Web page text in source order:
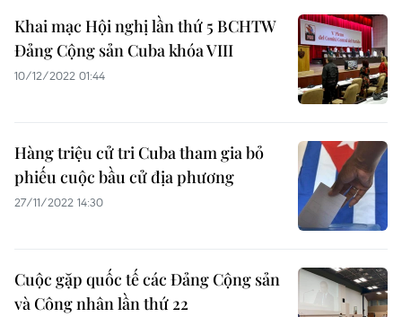
Khai mạc Hội nghị lần thứ 5 BCHTW
Đảng Cộng sản Cuba khóa VIII
10/12/2022 01:44
Hàng triệu cử tri Cuba tham gia bỏ
phiếu cuộc bầu cử địa phương
27/11/2022 14:30
Cuộc gặp quốc tế các Đảng Cộng sản
và Công nhân lần thứ 22